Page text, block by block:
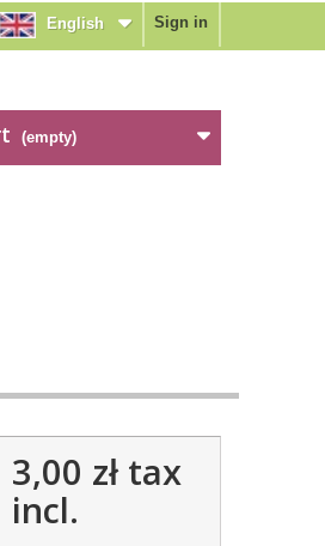
Sign in
English
(empty)
3,00 złtax
incl.